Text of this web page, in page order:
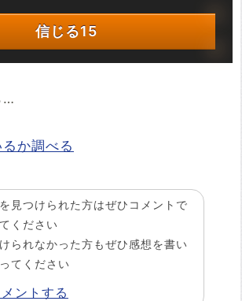
信じる15
…
か調べる
見つけられた方はぜひコメントで
ください
られなかった方もぜひ感想を書い
てください
ントする